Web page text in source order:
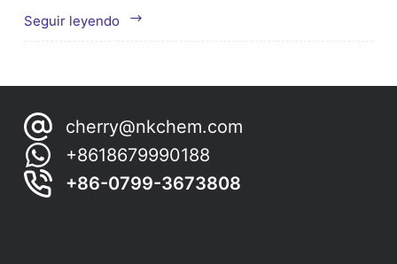
Seguir leyendo
Reflujo
Still
cherry@nkchem.com
+8618679990188
+86-0799-3673808